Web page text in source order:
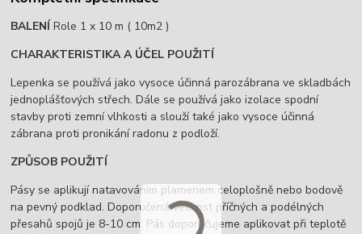
BALENÍRole 1 x 10 m ( 10m2 )
CHARAKTERISTIKA A ÚČEL POUŽITÍ
Lepenka se používá jako vysoce účinná parozábrana ve skladbách
jednoplášťových střech. Dále se používá jako izolace spodní
stavby proti zemní vlhkosti a slouží také jako vysoce účinná
zábrana proti pronikání radonu z podloží.
ZPŮSOB POUŽITÍ
Pásy se aplikují natavováním plamenem celoplošně nebo bodově
na pevný podklad. Doporučená velikost příčných a podélných
přesahů spojů je 8-10 cm. Pás doporučujeme aplikovat při teplotě